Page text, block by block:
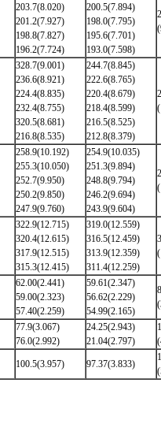
203.7(8.020)
201.2(7.927)
198.8(7.827)
196.2(7.724)
200.5(7.894)
198.0(7.795)
195.6(7.701)
193.0(7.598)
328.7(9.001)
236.6(8.921)
224.4(8.835)
232.4(8.755)
320.5(8.681)
216.8(8.535)
244.7(8.845)
222.6(8.765)
220.4(8.679)
218.4(8.599)
216.5(8.525)
212.8(8.379)
258.9(10.192)
255.3(10.050)
252.7(9.950)
250.2(9.850)
247.9(9.760)
254.9(10.035)
251.3(9.894)
248.8(9.794)
246.2(9.694)
243.9(9.604)
322.9(12.715)
320.4(12.615)
317.9(12.515)
315.3(12.415)
319.0(12.559)
316.5(12.459)
313.9(12.359)
311.4(12.259)
62.00(2.441)
59.00(2.323)
57.40(2.259)
59.61(2.347)
56.62(2.229)
54.99(2.165)
77.9(3.067)
76.0(2.992)
24.25(2.943)
21.04(2.797)
100.5(3.957) 97.37(3.833)